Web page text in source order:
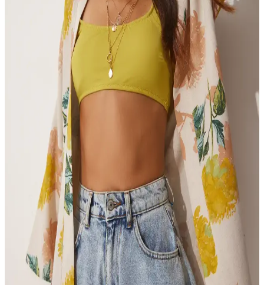
Bej ve mavi tonlarında desenli, hafif ve nefes alabilen keten viskon
kimono, rahatlık ve şıklık arayanlar için mükemmel bir tercih. Çok
yönlü kullanımıyla günlük ve plajda şıklık sağlar.
İmajButik Pembe Ön Bağlamalı Kimono: Günlük
Şıklık ve Konfor Sunan Modern Tasarım
İmajButik'in pembe ön bağlamalı kimono, rahat ve şık tasarımıyla
günlük yaşamda enerjik ve modern görünüm sağlar, hafif kumaşıyla
yaz aylarına uygun, çok yönlü kullanıma olanak tanır.
İmajButik Lacivert Ön Bağlamalı Kimono: Günlük
Şıklık ve Konfor Sunan Modern Tasarım
İmajButik'in lacivert ön bağlamalı kimono, şıklık ve konforu bir
arada sunar. Dayanıklı malzeme ve pratik kullanım özellikleriyle her
sezona uygun, modern ve zarif bir tercih.
Bigdart 5866 Nakışlı Örme Kimono Siyah Şıklık ve
Rahatlık Sunan Modern Tasarım
Bigdart 5866 nakışlı örme kimono, şık ve rahat tasarımıyla yaz
aylarında serin tutar, çeşitli kombinasyonlara uyum sağlar, dayanıklı
ve cilt dostu özellikleriyle öne çıkar.